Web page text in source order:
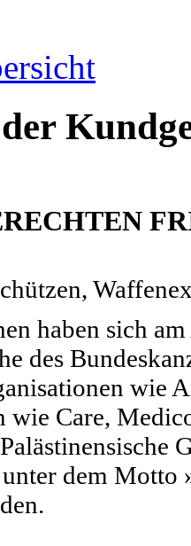
haben sich
des
wie
Care,
dem Motto